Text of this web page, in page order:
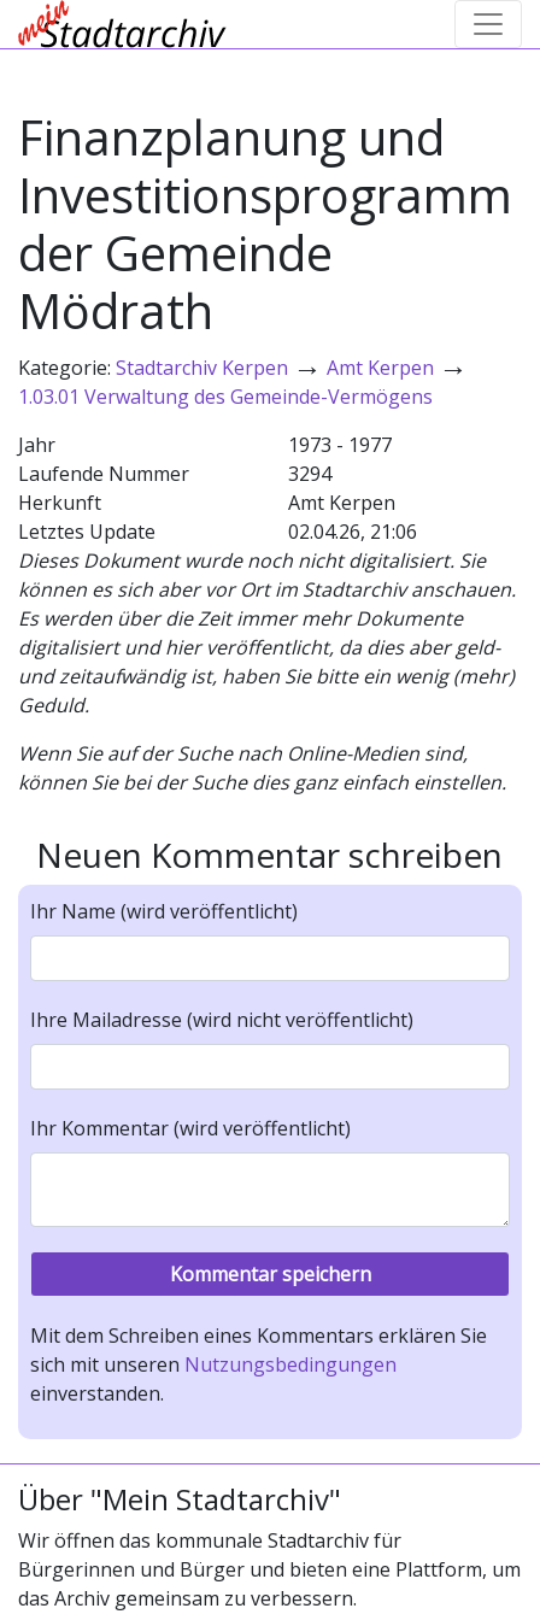
Finanzplanung und
Investitionsprogramm
der Gemeinde
Mödrath
Kategorie: Stadtarchiv Kerpen → Amt Kerpen →
1.03.01 Verwaltung des Gemeinde-Vermögens
Jahr
1973 - 1977
Laufende Nummer
3294
Herkunft
Amt Kerpen
Letztes Update
02.04.26, 21:06
Dieses Dokument wurde noch nicht digitalisiert. Sie
können es sich aber vor Ort im Stadtarchiv anschauen.
Es werden über die Zeit immer mehr Dokumente
digitalisiert und hier veröffentlicht, da dies aber geld-
und zeitaufwändig ist, haben Sie bitte ein wenig (mehr)
Geduld.
Wenn Sie auf der Suche nach Online-Medien sind,
können Sie bei der Suche dies ganz einfach einstellen.
Neuen Kommentar schreiben
Ihr Name (wird veröffentlicht)
Ihre Mailadresse (wird nicht veröffentlicht)
Ihr Kommentar (wird veröffentlicht)
Mit dem Schreiben eines Kommentars erklären Sie
sich mit unseren Nutzungsbedingungen
einverstanden.
Über "Mein Stadtarchiv"
Wir öffnen das kommunale Stadtarchiv für
Bürgerinnen und Bürger und bieten eine Plattform, um
das Archiv gemeinsam zu verbessern.